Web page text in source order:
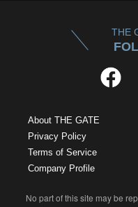
THE
About THE GATE
Privacy Policy
Terms of Service
Company Profile
No part of this site may be